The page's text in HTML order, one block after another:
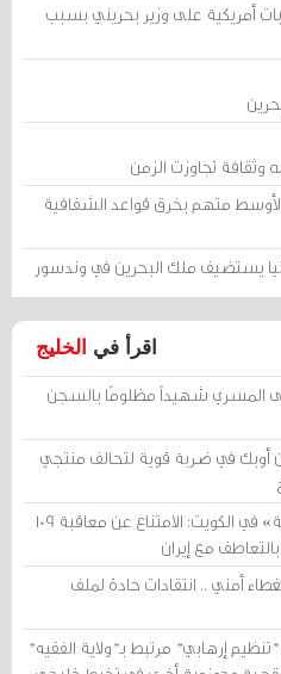
أمريكية على وزير بحريني بسبب
وثقافة تجاوزت الزمن
متهم بخرق قواعد الشفافية
يستضيف ملك البحرين في وندسور
اقرأ في الخليج
المسري شهيداً مظلومًا بالسجن
أوبك في ضربة قوية لتحالف منتجي
محكمة «أمن الدولة» في الكويت: الامتناع عن معاقبة 109
أمني .. انتقادات حادة لملف
إرهابي" مرتبط بـ"ولاية الفقيه"